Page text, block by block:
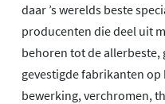
daar ’s werelds beste
producenten die deel uit
behoren tot de allerbeste,
gevestigde fabrikanten
bewerking, verchromen,